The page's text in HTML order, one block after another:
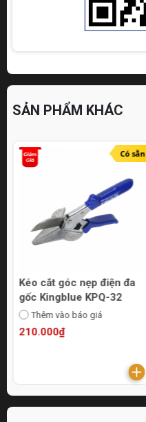
SẢN PHẨM KHÁC
Có sẵn
Kéo cắt góc nẹp điện đa
gốc Kingblue KPQ-32
Thêm vào báo giá
210.000₫